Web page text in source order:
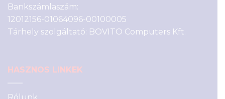
Bankszámlaszám:
12012156-01064096-00100005
Tárhely szolgáltató: BOVITO Computers Kft.
HASZNOS LINKEK